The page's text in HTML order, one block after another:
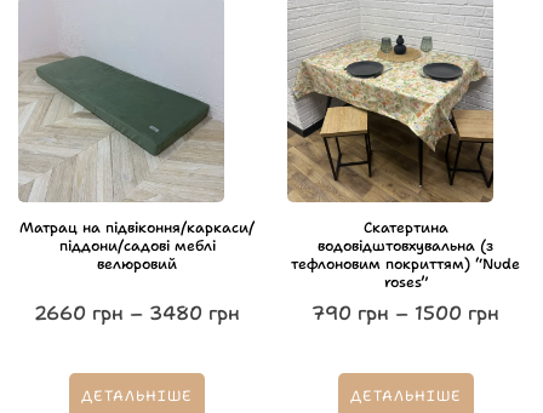
Матрац на підвіконня/каркаси/
піддони/садові меблі
велюровий
2660 грн – 3480 грн
ДЕТАЛЬНІШЕ
Скатертина
водовідштовхувальна (з
тефлоновим покриттям) “Nude
roses”
790 грн – 1500 грн
ДЕТАЛЬНІШЕ